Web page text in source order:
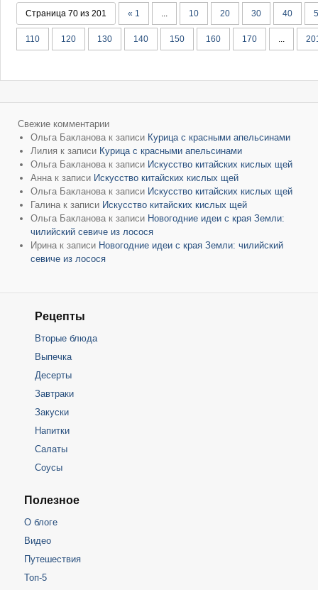
Страница 70 из 201 « 1 ... 10 20 30 40
110 120 130 140 150 160 170 ...
Свежие комментарии
Ольга Бакланова к записи Курица с красными апельсинами
Лилия к записи Курица с красными апельсинами
Ольга Бакланова к записи Искусство китайских кислых щей
Анна к записи Искусство китайских кислых щей
Ольга Бакланова к записи Искусство китайских кислых щей
Галина к записи Искусство китайских кислых щей
Ольга Бакланова к записи Новогодние идеи с края Земли:
чилийский севиче из лосося
Ирина к записи Новогодние идеи с края Земли: чилийский
севиче из лосося
Рецепты
Вторые блюда
Выпечка
Десерты
Завтраки
Закуски
Напитки
Салаты
Соусы
Полезное
О блоге
Видео
Путешествия
Топ-5